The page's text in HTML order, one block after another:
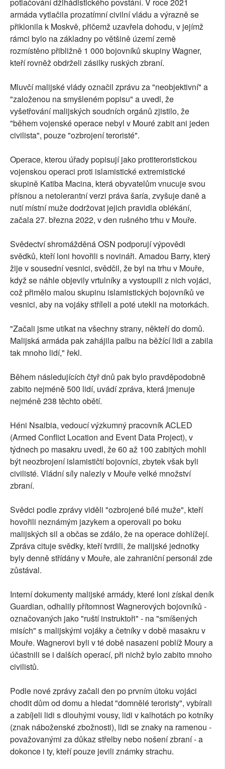
potlačování džihádistického povstání. V roce 2021
armáda vytlačila prozatímní civilní vládu a výrazně se
přiklonila k Moskvě, přičemž uzavřela dohodu, v jejímž
rámci bylo na základny po většině území země
rozmístěno přibližně 1 000 bojovníků skupiny Wagner,
kteří rovněž obdrželi zásilky ruských zbraní.
Mluvčí malijské vlády označil zprávu za "neobjektivní" a
"založenou na smyšleném popisu" a uvedl, že
vyšetřování malijských soudních orgánů zjistilo, že
"během vojenské operace nebyl v Mouré zabit ani jeden
civilista", pouze "ozbrojení teroristé".
Operace, kterou úřady popisují jako protiteroristickou
vojenskou operaci proti islamistické extremistické
skupině Katiba Macina, která obyvatelům vnucuje svou
přísnou a netolerantní verzi práva šaría, zvyšuje daně a
nutí místní muže dodržovat jejich pravidla oblékání,
začala 27. března 2022, v den rušného trhu v Mouře.
Svědectví shromážděná OSN podporují výpovědi
svědků, kteří loni hovořili s novináři. Amadou Barry, který
žije v sousední vesnici, svědčil, že byl na trhu v Mouře,
když se náhle objevily vrtulníky a vystoupili z nich vojáci,
což přimělo malou skupinu islamistických bojovníků ve
vesnici, aby na vojáky stříleli a poté utekli na motorkách.
"Začali jsme utíkat na všechny strany, někteří do domů.
Malijská armáda pak zahájila palbu na běžící lidi a zabila
tak mnoho lidí," řekl.
Během následujících čtyř dnů pak bylo pravděpodobně
zabito nejméně 500 lidí, uvádí zpráva, která jmenuje
nejméně 238 těchto obětí.
Héni Nsaibia, vedoucí výzkumný pracovník ACLED
(Armed Conflict Location and Event Data Project), v
týdnech po masakru uvedl, že 60 až 100 zabitých mohli
být neozbrojení islamističtí bojovníci, zbytek však byli
civilisté. Vládní síly nalezly v Mouře velké množství
zbraní.
Svědci podle zprávy viděli "ozbrojené bílé muže", kteří
hovořili neznámým jazykem a operovali po boku
malijských sil a občas se zdálo, že na operace dohlížejí.
Zpráva cituje svědky, kteří tvrdili, že malijské jednotky
byly denně střídány v Mouře, ale zahraniční personál zde
zůstával.
Interní dokumenty malijské armády, které loni získal deník
Guardian, odhalily přítomnost Wagnerových bojovníků -
označovaných jako "ruští instruktoři" - na "smíšených
misích" s malijskými vojáky a četníky v době masakru v
Mouře. Wagnerovi byli v té době nasazeni poblíž Moury a
účastnili se i dalších operací, při nichž bylo zabito mnoho
civilistů.
Podle nové zprávy začali den po prvním útoku vojáci
chodit dům od domu a hledat "domnělé teroristy", vybírali
a zabíjeli lidi s dlouhými vousy, lidi v kalhotách po kotníky
(znak náboženské zbožnosti), lidi se znaky na ramenou -
považovanými za důkaz střelby nebo nošení zbraní - a
dokonce i ty, kteří pouze jevili známky strachu.